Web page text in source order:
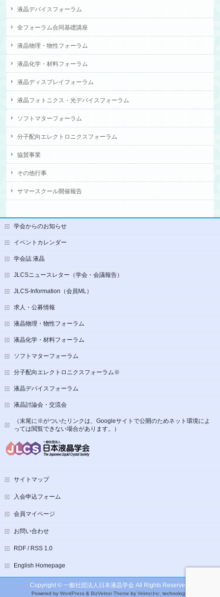
液晶デバイスフォーラム
全フォーラム合同基礎講座
液晶物理・物性フォーラム
液晶化学・材料フォーラム
液晶ディスプレイフォーラム
液晶フォトニクス・光デバイスフォーラム
ソフトマターフォーラム
分子配向エレクトロニクスフォーラム
協賛事業
その他行事
サマースクール開催報告
学会からのお知らせ
イベントカレンダー
学会誌 液晶
JLCSニュースレター（学会・会議報告）
JLCS-Information（会員ML）
求人・公募情報
液晶物理・物性フォーラム
液晶化学・材料フォーラム
ソフトマターフォーラム
分子配向エレクトロニクスフォーラム※
液晶デバイスフォーラム
液晶討論会・交流会
（末尾に※がついたリンクは、Googleサイトで公開のためネット環境によ
っては閲覧できない場合があります。）
サイトマップ
入会申込フォーム
会員マイページ
お問い合わせ
RDF / RSS 1.0
English Homepage
Copyright © 一般社団法人日本液晶学会 All Rights Reserved.
Powered by WordPress& BizVektor Theme by Vektor,Inc. technology.